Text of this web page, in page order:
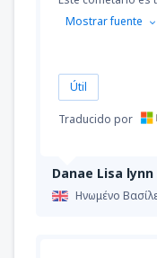
Danae Lisa lynn
Ηνωμένο
Mostrar fuente
Útil
Traducido por